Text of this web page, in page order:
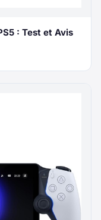
: Test et Avis